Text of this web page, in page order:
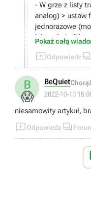
- W grze z listy
analog) > ustaw
jednorazowe
lub wyświetlić
- W Web App/
Pokaż całą
Odpowiedz
B
😱
BeQuiet
2022-10-10
niesamowity artykuł,
Odpowiedz 